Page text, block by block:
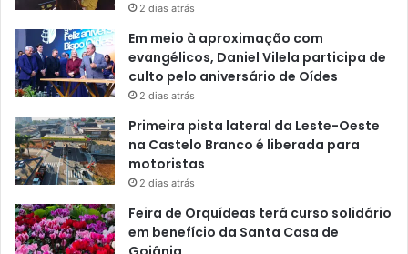
2 dias atrás
Em meio à aproximação com
evangélicos, Daniel Vilela participa de
culto pelo aniversário de Oídes
2 dias atrás
Primeira pista lateral da Leste-Oeste
na Castelo Branco é liberada para
motoristas
2 dias atrás
Feira de Orquídeas terá curso solidário
em benefício da Santa Casa de